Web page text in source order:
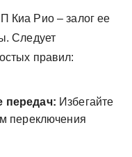
Киа Рио – залог ее
Следует
правил:
передач: Избегайте
переключения